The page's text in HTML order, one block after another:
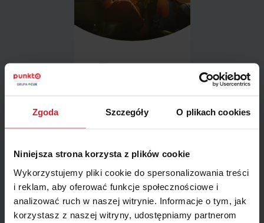
Zgoda Szczegóły O plikach cookies
Niniejsza strona korzysta z plików cookie
Wykorzystujemy pliki cookie do spersonalizowania treści
i reklam, aby oferować funkcje społecznościowe i
analizować ruch w naszej witrynie. Informacje o tym, jak
korzystasz z naszej witryny, udostępniamy partnerom
Nasi konsultanci
zadowolenie